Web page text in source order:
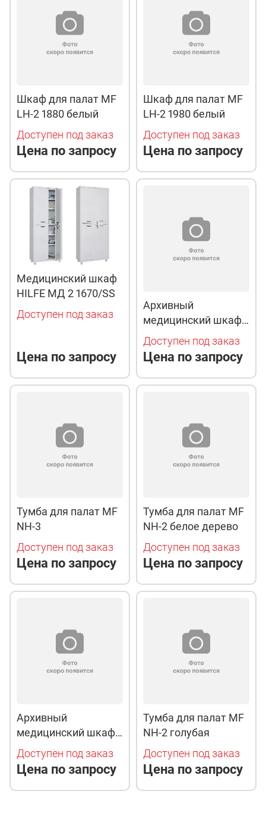
Шкаф для палат MF
LH-2 1880 белый
Доступен под заказ
Цена по запросу
Шкаф для палат MF
LH-2 1980 белый
Доступен под заказ
Цена по запросу
Медицинский шкаф
HILFE МД 2 1670/SS
Доступен под заказ
Цена по запросу
Архивный
медицинский шкаф
ПРАКТИК МД
АМ-2091
Доступен под заказ
Цена по запросу
Тумба для палат МF
NH-3
Доступен под заказ
Цена по запросу
Тумба для палат MF
NH-2 белое дерево
Доступен под заказ
Цена по запросу
Архивный
медицинский шкаф
ПРАКТИК МД М 18
Доступен под заказ
Цена по запросу
Тумба для палат MF
NH-2 голубая
Доступен под заказ
Цена по запросу